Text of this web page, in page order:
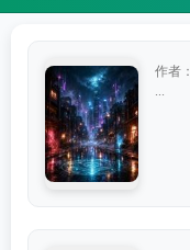
作者：